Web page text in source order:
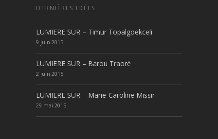
DERNIÈRES IDÉES
LUMIERE SUR – Timur Topalgoekceli
9 juin 2015
LUMIERE SUR – Barou Traoré
2 juin 2015
LUMIERE SUR – Marie-Caroline Missir
29 mai 2015